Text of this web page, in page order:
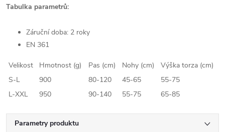
Tabulka parametrů:
Záruční doba: 2 roky
EN 361
Velikost Hmotnost (g) Pas (cm) Nohy (cm)
Výška torza (cm)
S-L
900 80-120 45-65
55-75
L-XXL
950 90-140 55-75 65-85
Parametry produktu